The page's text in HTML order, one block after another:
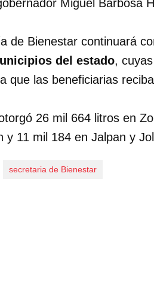
Miguel Barbosa
de Bienestar continuará
del estado,
que las beneficiarias
26 mil 664 litros en
y 11 mil 184 en Jalpan y
secretaria de Bienestar